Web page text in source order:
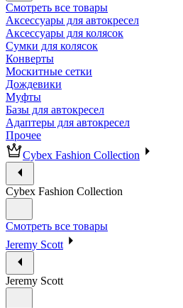
Смотреть все товары
Аксессуары для автокресел
Аксессуары для колясок
Сумки для колясок
Конверты
Москитные сетки
Дождевики
Муфты
Базы для автокресел
Адаптеры для автокресел
Прочее
Cybex Fashion Collection
Cybex Fashion Collection
Смотреть все товары
Jeremy Scott
Jeremy Scott